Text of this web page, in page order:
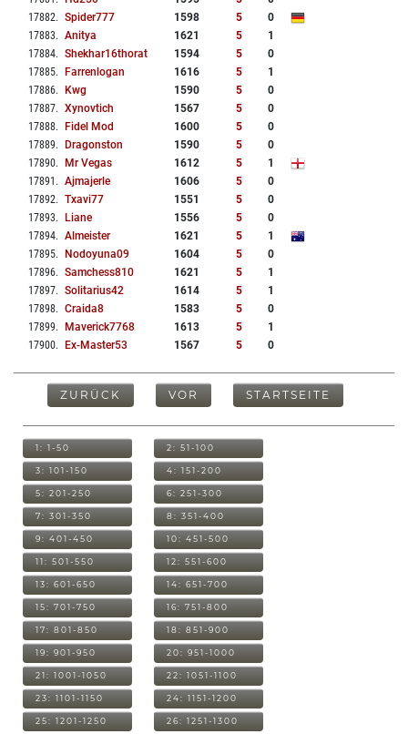
17882. Spider777 1598 5
0
17883. Anitya 1621 5
1
17884. Shekhar16thorat 1594 5
0
17885. Farrenlogan 1616 5
1
17886. Kwg 1590 5
0
17887. Xynovtich 1567 5
0
17888. Fidel Mod 1600 5
0
17889. Dragonston 1590 5
0
17890. Mr Vegas 1612 5
1
17891 . Ajmajerle 1606 5
0
17892. Txavi77 1551 5
0
17893. Liane 1556 5
0
17894. Almeister 1621 5
1
17895. Nodoyuna09 1604 5
0
17896. Samchess810 1621 5
1
17897. Solitarius42 1614 5
1
17898. Craida8 1583 5
0
17899. Maverick7768 1613 5
1
17900. Ex-Master53 1567 5 0
ZURÜCK VOR STARTSEITE
1: 1-50 2: 51-100
3: 101-150 4: 151-200
5: 201-250 6: 251-300
7: 301-350 8: 351-400
9: 401-450 10: 451-500
11: 501-550 12: 551-600
13: 601-650 14: 651-700
15: 701-750 16: 751-800
17: 801-850 18: 851-900
19: 901-950 20: 951-1000
21: 1001-1050 22: 1051-1100
23: 1101-1150 24: 1151-1200
25: 1201-1250 26: 1251-1300